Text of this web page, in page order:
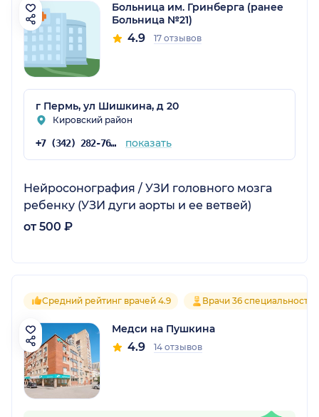
Больница им. Гринберга (ранее
Больница №21)
4.9 17 отзывов
г Пермь, ул Шишкина, д 20
Кировский район
+7 (342) 282-76-61 показать
Нейросонография / УЗИ головного мозга
ребенку (УЗИ дуги аорты и ее ветвей)
от 500 ₽
Средний рейтинг врачей 4.9 Врачи 36 специальностей
Медси на Пушкина
4.9 14 отзывов